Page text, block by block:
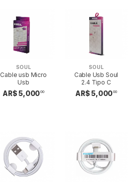
SOUL
Cable usb Micro
Usb
AR$ 5,00000
SOUL
Cable Usb Soul
2.4 Tipo C
AR$ 5,00000